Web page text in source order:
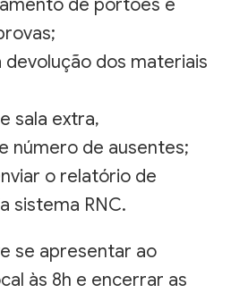
de portões e
devolução dos materiais
sala extra,
número de ausentes;
o relatório de
sistema RNC.
se apresentar ao
às 8h e encerrar as